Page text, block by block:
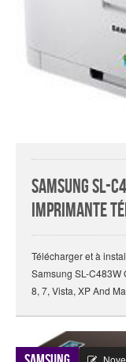
Samsung SL-
Imprimante
Télécharger et à
Samsung SL-C483W
8, 7, Vista, XP And